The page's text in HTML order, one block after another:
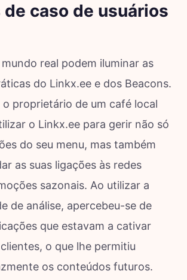
caso de usuários
real podem iluminar as
do Linkx.ee e dos Beacons.
o proprietário de um café local
o Linkx.ee para gerir não só
do seu menu, mas também
as suas ligações às redes
sazonais. Ao utilizar a
de análise, apercebeu-se de
que estavam a cativar
o que lhe permitiu
os conteúdos futuros.